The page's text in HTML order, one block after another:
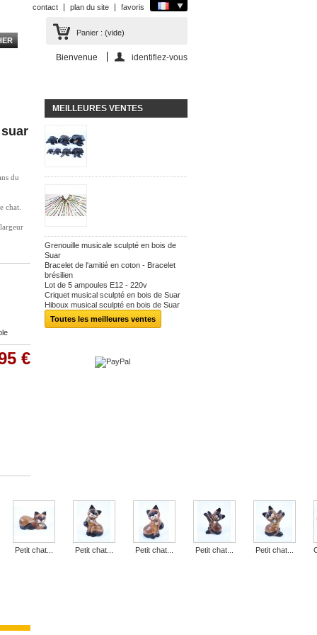
contact plan du site favoris
Panier : (vide)
Bienvenue identifiez-vous
du
chat.
€
Petit chat... Petit chat... Petit chat... Petit chat... Petit chat...
MEILLEURES VENTES
Grenouille musicale sculpté en bois de
Suar
Bracelet de l'amitié en coton - Bracelet
brésilien
Lot de 5 ampoules E12 - 220v
Criquet musical sculpté en bois de Suar
Hiboux musical sculpté en bois de Suar
Toutes les meilleures ventes